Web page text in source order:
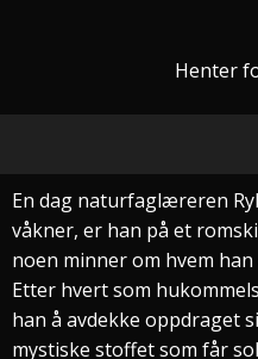
Henter
En dag naturfaglæreren
våkner, er han på et
noen minner om hvem
Etter hvert som
han å avdekke oppdraget
mystiske stoffet som får